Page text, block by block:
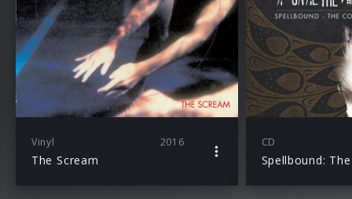
Vinyl 2016
The Scream
CD
Spellbound: